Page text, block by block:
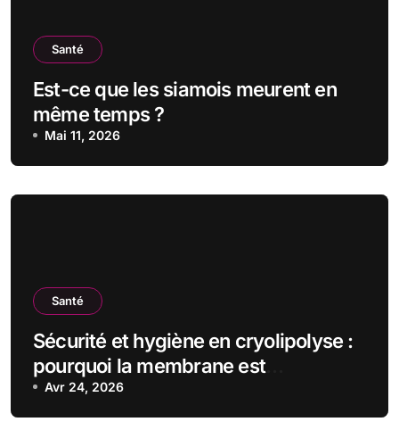
Santé
Est-ce que les siamois meurent en
même temps ?
Mai 11, 2026
Santé
Sécurité et hygiène en cryolipolyse :
pourquoi la membrane est
indispensable ?
Avr 24, 2026